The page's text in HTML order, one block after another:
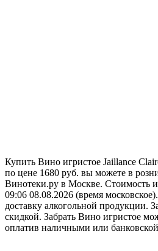
Купить Вино игристое Jaillance
по цене 1680 руб. вы можете в
Винотеки.ру в Москве. Стоимость
09:06 08.08.2026 (время
доставку алкогольной продукции.
скидкой. Забрать Вино игристое
оплатив наличными или